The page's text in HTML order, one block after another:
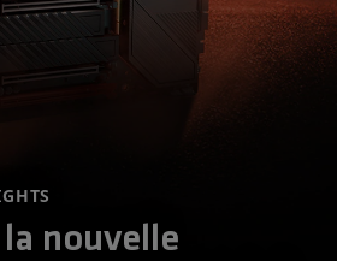
nouvelle